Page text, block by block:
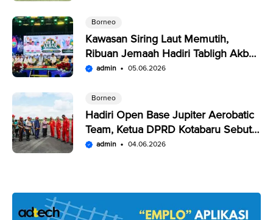
Borneo
Kawasan Siring Laut Memutih,
Ribuan Jemaah Hadiri Tabligh Akbar
HUT Kabupaten Kotabaru
admin 05.06.2026
Borneo
Hadiri Open Base Jupiter Aerobatic
Team, Ketua DPRD Kotabaru Sebut
Penampilan JAT Luar Biasa
admin 04.06.2026